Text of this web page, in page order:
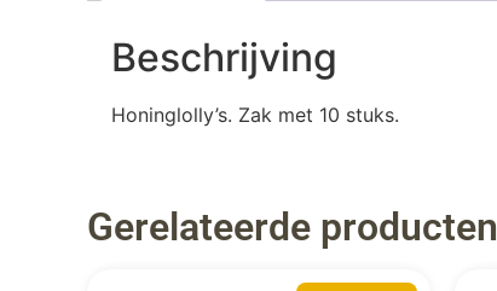
Beschrijving
Honinglolly’s. Zak met 10 stuks.
Gerelateerde producten